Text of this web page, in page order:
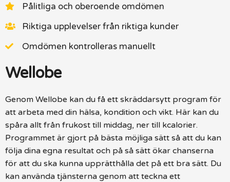
Pålitliga och oberoende omdömen
Riktiga upplevelser från riktiga kunder
Omdömen kontrolleras manuellt
Wellobe
Genom Wellobe kan du få ett skräddarsytt program för
att arbeta med din hälsa, kondition och vikt. Här kan du
spåra allt från frukost till middag, ner till kcalorier.
Programmet är gjort på bästa möjliga sätt så att du kan
följa dina egna resultat och på så sätt ökar chanserna
för att du ska kunna upprätthålla det på ett bra sätt. Du
kan använda tjänsterna genom att teckna ett